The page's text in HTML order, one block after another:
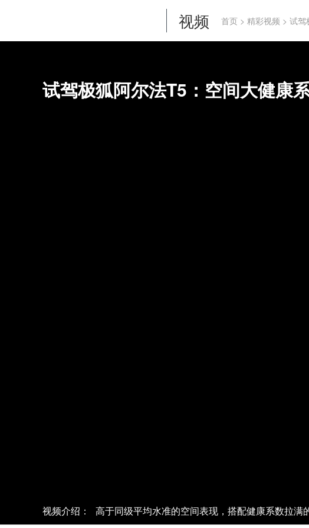
视频 首页 > 精彩视频 > 试驾
试驾极狐阿尔法T5：空间大健康
视频介绍： 高于同级平均水准的空间表现，搭配健康系数拉满